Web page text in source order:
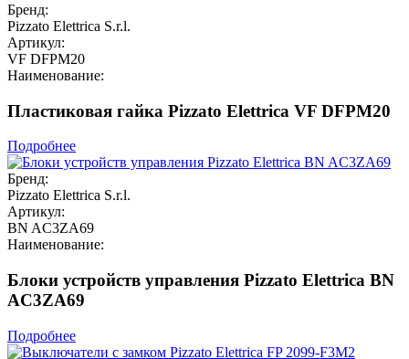
Бренд:
Pizzato Elettrica S.r.l.
Артикул:
VF DFPM20
Наименование:
Пластиковая гайка Pizzato Elettrica VF DFPM20
Подробнее
Бренд:
Pizzato Elettrica S.r.l.
Артикул:
BN AC3ZA69
Наименование:
Блоки устройств управления Pizzato Elettrica BN
AC3ZA69
Подробнее